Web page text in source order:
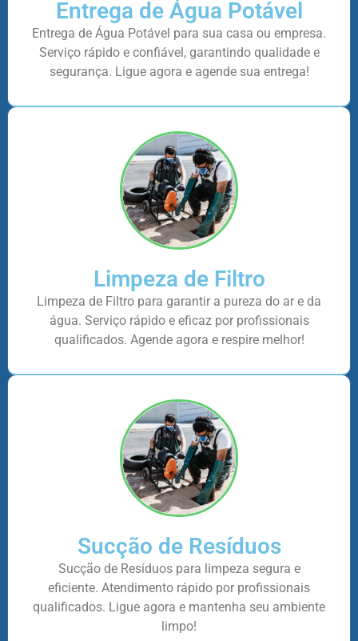
Entrega de Água Potável
Entrega de Água Potável para sua casa ou empresa.
Serviço rápido e confiável, garantindo qualidade e
segurança. Ligue agora e agende sua entrega!
Limpeza de Filtro
Limpeza de Filtro para garantir a pureza do ar e da
água. Serviço rápido e eficaz por profissionais
qualificados. Agende agora e respire melhor!
Sucção de Resíduos
Sucção de Resíduos para limpeza segura e
eficiente. Atendimento rápido por profissionais
qualificados. Ligue agora e mantenha seu ambiente
limpo!